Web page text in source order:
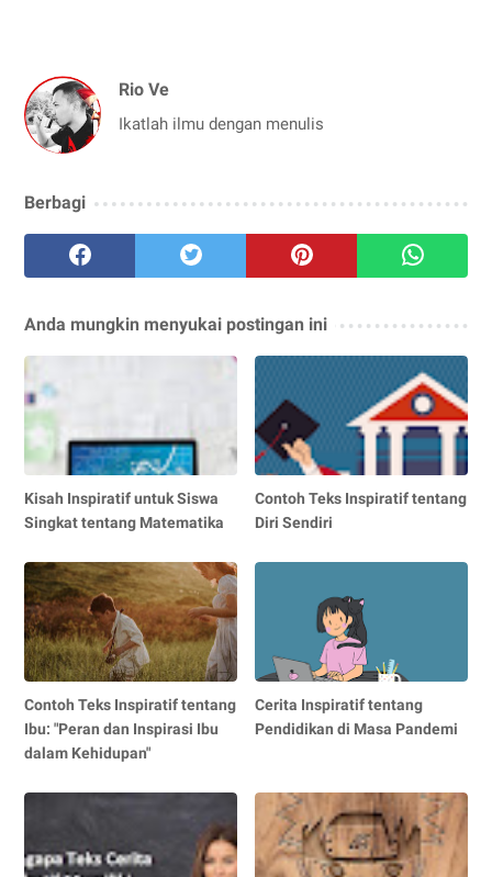
Rio Ve
Ikatlah ilmu dengan menulis
Berbagi
Anda mungkin menyukai postingan ini
Kisah Inspiratif untuk Siswa
Singkat tentang Matematika
Contoh Teks Inspiratif tentang
Diri Sendiri
Contoh Teks Inspiratif tentang
Ibu: "Peran dan Inspirasi Ibu
dalam Kehidupan"
Cerita Inspiratif tentang
Pendidikan di Masa Pandemi